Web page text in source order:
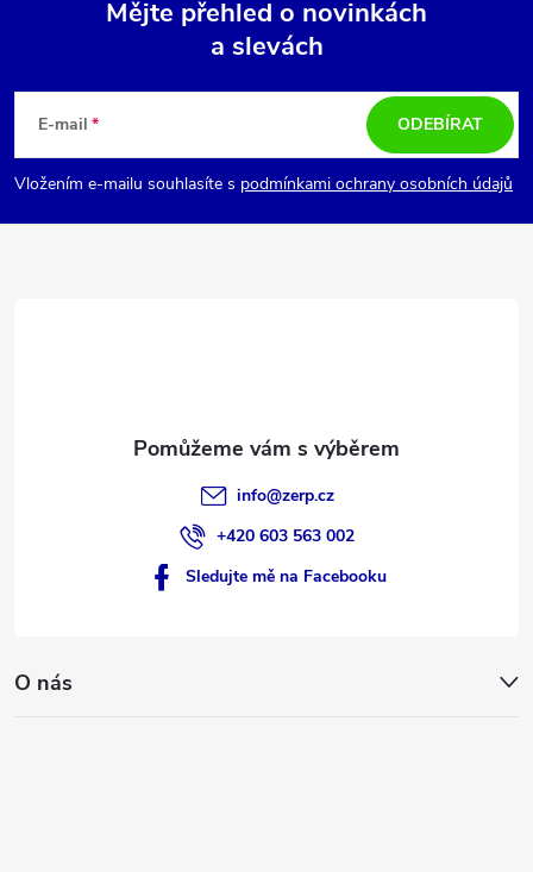
p
a
Mějte přehled o novinkách
a slevách
E-mail
Vložením e-mailu souhlasíte s podmínkami ochrany osobních údajů
ODEBÍRAT
info@zerp.cz
+420 603 563 002
Sledujte mě na Facebooku
O nás